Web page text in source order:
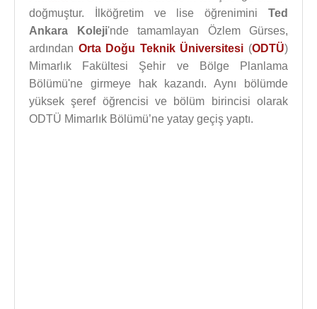
doğmuştur. İlköğretim ve lise öğrenimini Ted
Ankara Koleji'nde tamamlayan Özlem Gürses,
ardından Orta Doğu Teknik Üniversitesi (ODTÜ)
Mimarlık Fakültesi Şehir ve Bölge Planlama
Bölümü'ne girmeye hak kazandı. Aynı bölümde
yüksek şeref öğrencisi ve bölüm birincisi olarak
ODTÜ Mimarlık Bölümü’ne yatay geçiş yaptı.